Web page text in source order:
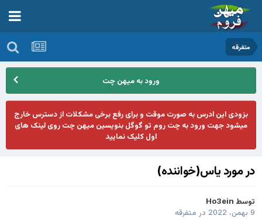
متفرقه
ورود به میهن چت
بزودی این ادرس به صورت موقت و برای رفع برخی مشکلات از دسترس خارج
میشود جهت ورود به چت روم تو گوگل بنویسین میهن چت روی لینک های
اول کلیک نمایید
در مورد یاس(خواننده)
توسط Ho3ein
9 بهمن، 2022
در متفرقه